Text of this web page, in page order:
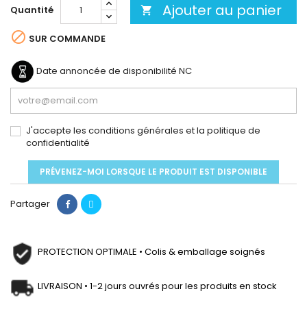
Quantité  Ajouter au panier
 SUR COMMANDE
Date annoncée de disponibilité NC
J'accepte les conditions générales et la politique de
confidentialité
PRÉVENEZ-MOI LORSQUE LE PRODUIT EST DISPONIBLE
Partager
PROTECTION OPTIMALE • Colis & emballage soignés
LIVRAISON • 1-2 jours ouvrés pour les produits en stock